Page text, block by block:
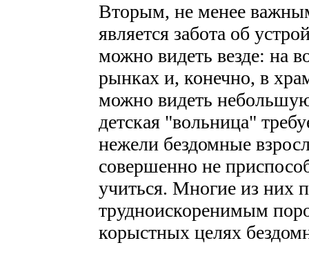
Вторым, не менее
является забота об
можно видеть везде: на
рынках и, конечно, в
можно видеть
детская "вольница"
нежели бездомные
совершенно не
учиться. Многие из них
трудноискоренимым
корыстных целях